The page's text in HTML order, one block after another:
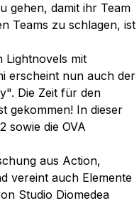
gehen, damit ihr Team
Teams zu schlagen, ist
Lightnovels mit
erscheint nun auch der
Die Zeit für den
gekommen! In dieser
sowie die OVA
aus Action,
vereint auch Elemente
Studio Diomedea